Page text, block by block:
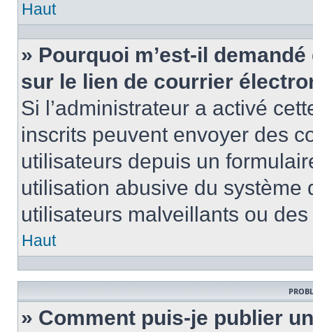
Haut
» Pourquoi m’est-il
sur le lien de courrier
Si l’administrateur a activé
inscrits peuvent envoyer des
utilisateurs depuis un
utilisation abusive du
utilisateurs malveillants ou
Haut
» Comment puis-je publier